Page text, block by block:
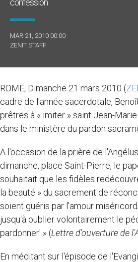
confession
MAR 21, 2010 00:00
ZENIT STAFF
ROME, Dimanche 21 mars 2010 (
cadre de l'année sacerdotale,
prêtres à « imiter » saint Jean-Marie
dans le ministère du pardon
A l'occasion de la prière de
dimanche, place Saint-Pierre, le
souhaitait que les fidèles
la beauté » du sacrement de
soient guéris par l'amour
jusqu'à oublier volontairement le
pardonner' » (Lettre d'ouverture de
En méditant sur l'épisode de